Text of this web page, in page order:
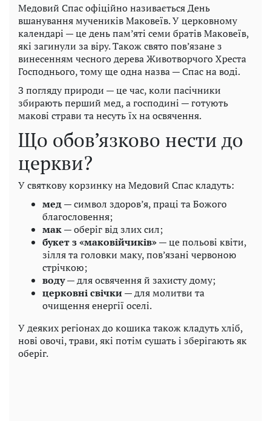
Медовий Спас офіційно називається День
вшанування мучеників Маковеїв. У церковному
календарі — це день пам’яті семи братів Маковеїв,
які загинули за віру. Також свято пов’язане з
винесенням чесного дерева Животворчого Хреста
Господнього, тому ще одна назва — Спас на воді.
З погляду природи — це час, коли пасічники
збирають перший мед, а господині — готують
макові страви та несуть їх на освячення.
Що обов’язково нести до
церкви?
У святкову корзинку на Медовий Спас кладуть:
мед— символ здоров’я, праці та Божого
благословення;
мак— оберіг від злих сил;
букет з «маковійчиків»— це польові квіти,
зілля та головки маку, пов’язані червоною
стрічкою;
воду— для освячення й захисту дому;
церковні свічки— для молитви та
очищення енергії оселі.
У деяких регіонах до кошика також кладуть хліб,
нові овочі, трави, які потім сушать і зберігають як
оберіг.